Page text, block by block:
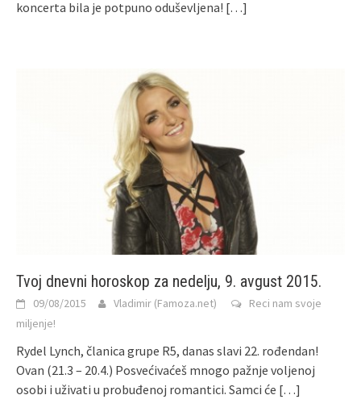
koncerta bila je potpuno oduševljena! […]
Tvoj dnevni horoskop za nedelju, 9. avgust 2015.
09/08/2015 Vladimir (Famoza.net)
Reci nam svoje
miljenje!
Rydel Lynch, članica grupe R5, danas slavi 22. rođendan!
Ovan (21.3 – 20.4.) Posvećivaćeš mnogo pažnje voljenoj
osobi i uživati u probuđenoj romantici. Samci će […]